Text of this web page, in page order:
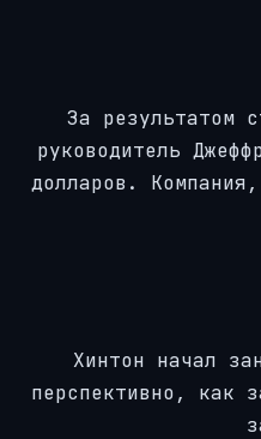
За результатом
руководитель
долларов.
Хинтон начал
перспективно, как